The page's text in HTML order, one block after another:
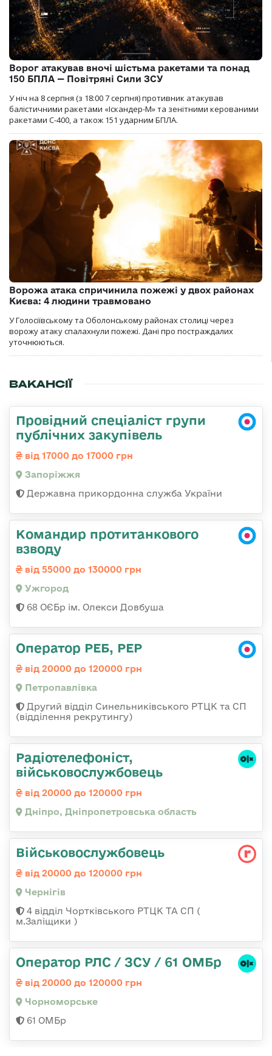
Ворог атакував вночі шістьма ракетами та понад
150 БПЛА — Повітряні Сили ЗСУ
У ніч на 8 серпня (з 18:00 7 серпня) противник атакував
балістичними ракетами «Іскандер-М» та зенітними керованими
ракетами С-400, а також 151 ударним БПЛА.
Ворожа атака спричинила пожежі у двох районах
Києва: 4 людини травмовано
У Голосіївському та Оболонському районах столиці через
ворожу атаку спалахнули пожежі. Дані про постраждалих
уточнюються.
ВАКАНСІЇ
Провідний спеціаліст групи
публічних закупівель
від 17000 до 17000 грн
Запоріжжя
Державна прикордонна служба України
Командир протитанкового
взводу
від 55000 до 130000 грн
Ужгород
68 ОЄБр ім. Олекси Довбуша
Оператор РЕБ, РЕР
від 20000 до 120000 грн
Петропавлівка
Другий відділ Синельниківського РТЦК та СП
(відділення рекрутингу)
Радіотелефоніст,
військовослужбовець
від 20000 до 120000 грн
Дніпро, Дніпропетровська область
Військовослужбовець
від 20000 до 120000 грн
Чернігів
4 відділ Чортківського РТЦК ТА СП (
м.Заліщики )
Оператор РЛС / ЗСУ / 61 ОМБр
від 20000 до 120000 грн
Чорноморське
61 ОМБр